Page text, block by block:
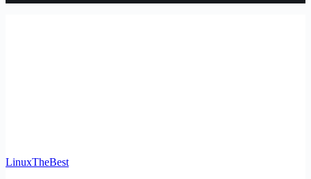
LinuxTheBest